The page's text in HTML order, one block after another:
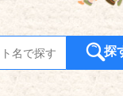
探